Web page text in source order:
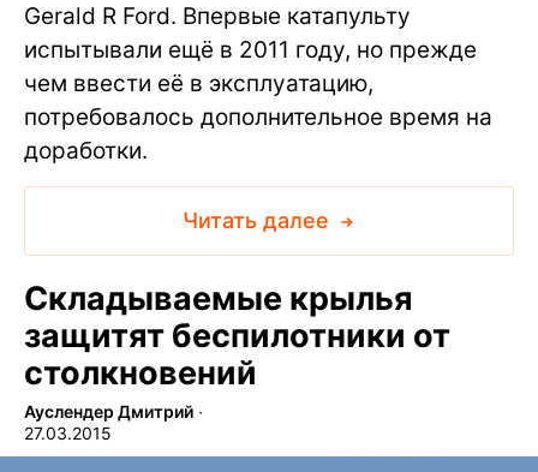
Gerald R Ford. Впервые катапульту
испытывали ещё в 2011 году, но прежде
чем ввести её в эксплуатацию,
потребовалось дополнительное время на
доработки.
Читать далее
Складываемые крылья
защитят беспилотники от
столкновений
Ауслендер Дмитрий ∙
27.03.2015